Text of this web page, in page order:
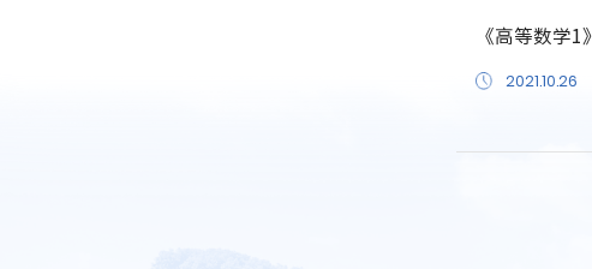
《高等数学
2021.10.26